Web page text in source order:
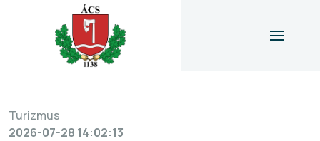
Turizmus
icon
2026-07-28 14:02:13